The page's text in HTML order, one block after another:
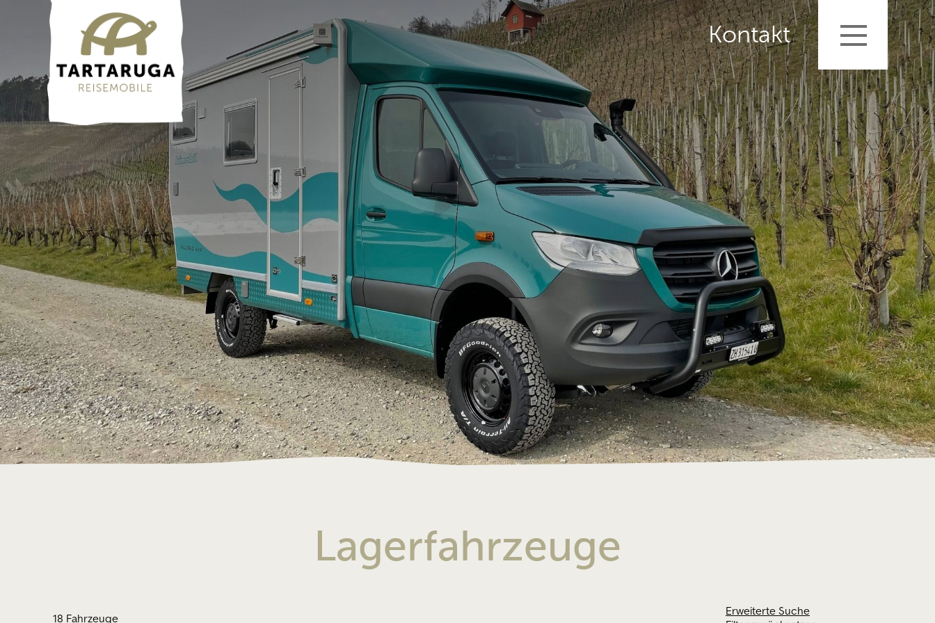
Kontakt
Startseite
Reisemobile
bimobil
Pickups
Reisemobile
Fernreise- und Expeditionsmobile
Sonderanfertigung
CS-Reisemobile
Dovra
Dethleffs
Fischer
Tartaruga Fahrzeugbau
Vermietung
Aktuelles
Lagerfahrzeuge